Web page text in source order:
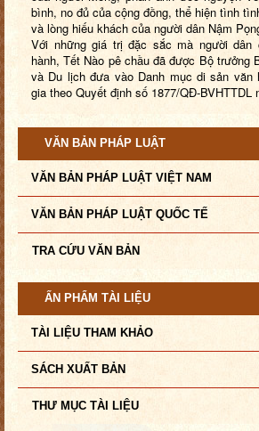
bình, no đủ của cộng đồng, thể hiện tình
và lòng hiếu khách của người dân Nậm
Với những giá trị đặc sắc mà người
hành, Tết Nào pê chầu đã được Bộ trưởng
và Du lịch đưa vào Danh mục di sản văn
gia theo Quyết định số 1877/QĐ-BVHTTDL
VĂN BẢN PHÁP LUẬT
VĂN BẢN PHÁP LUẬT VIỆT NAM
VĂN BẢN PHÁP LUẬT QUỐC TẾ
TRA CỨU VĂN BẢN
ẤN PHẨM TÀI LIỆU
TÀI LIỆU THAM KHẢO
SÁCH XUẤT BẢN
THƯ MỤC TÀI LIỆU